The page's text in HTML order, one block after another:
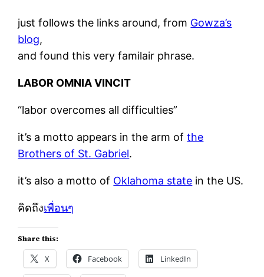
just follows the links around, from Gowza’s
blog,
and found this very familair phrase.
LABOR OMNIA VINCIT
“labor overcomes all difficulties”
it’s a motto appears in the arm ofthe
Brothers of St. Gabriel.
it’s also a motto of Oklahoma state in the US.
คิดถึงเพื่อนๆ
Share this:
X Facebook LinkedIn